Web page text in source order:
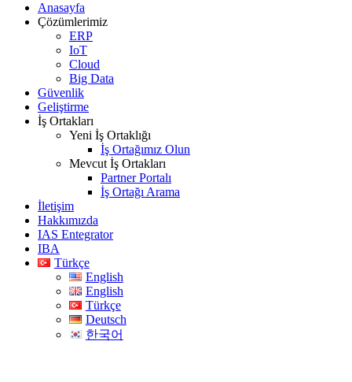
Anasayfa
Çözümlerimiz
ERP
IoT
Cloud
Big Data
Güvenlik
Geliştirme
İş Ortakları
Yeni İş Ortaklığı
İş Ortağımız Olun
Mevcut İş Ortakları
Partner Portalı
İş Ortağı Arama
İletişim
Hakkımızda
IAS Entegrator
IBA
Türkçe
English
English
Türkçe
Deutsch
한국어